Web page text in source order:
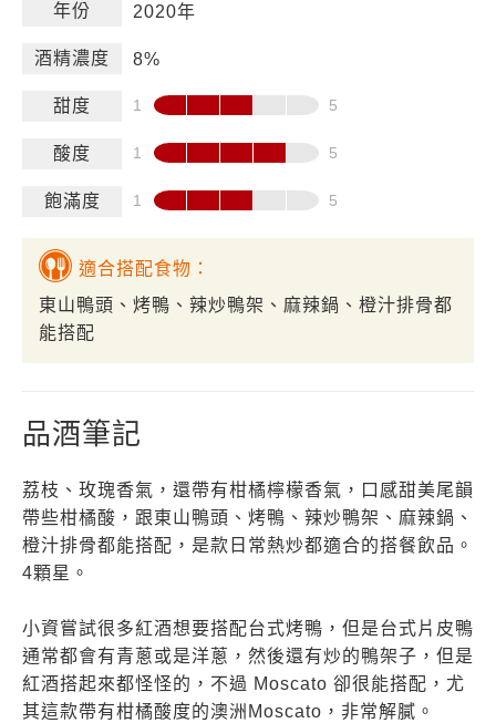
年份 2020年
酒精濃度 8%
甜度
酸度
飽滿度
適合搭配食物：
東山鴨頭、烤鴨、辣炒鴨架、麻辣鍋、橙汁排骨都
能搭配
品酒筆記
荔枝、玫瑰香氣，還帶有柑橘檸檬香氣，口感甜美尾韻
帶些柑橘酸，跟東山鴨頭、烤鴨、辣炒鴨架、麻辣鍋、
橙汁排骨都能搭配，是款日常熱炒都適合的搭餐飲品。
4顆星。
小資嘗試很多紅酒想要搭配台式烤鴨，但是台式片皮鴨
通常都會有青蔥或是洋蔥，然後還有炒的鴨架子，但是
紅酒搭起來都怪怪的，不過 Moscato 卻很能搭配，尤
其這款帶有柑橘酸度的澳洲Moscato，非常解膩。